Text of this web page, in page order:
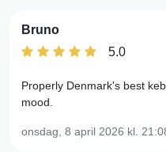
Bruno
5.0
Properly Denmark's best
mood.
onsdag, 8 april 2026 kl.